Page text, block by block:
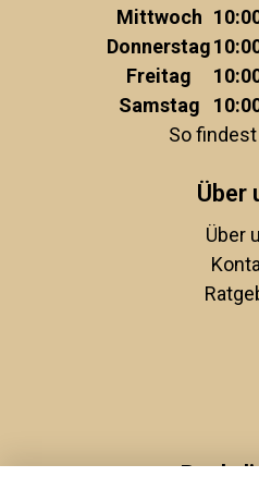
Mittwoch
Donnerstag
Freitag
Samstag
So
Über
Über